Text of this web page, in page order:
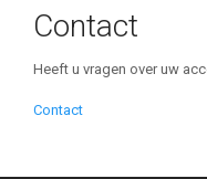
Contact
Heeft u vragen over uw
Contact